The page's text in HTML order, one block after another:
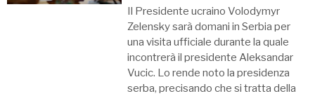
Il Presidente ucraino Volodymyr
Zelensky sarà domani in Serbia per
una visita ufficiale durante la quale
incontrerà il presidente Aleksandar
Vucic. Lo rende noto la presidenza
serba, precisando che si tratta della